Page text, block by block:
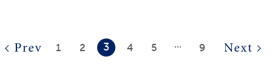
1 2 3 4 5 ⋯ 9